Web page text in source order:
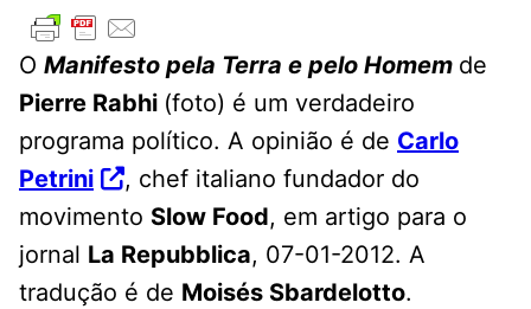
O Manifesto pela Terra e pelo Homem de
Pierre Rabhi (foto) é um verdadeiro
programa político. A opinião é de Carlo
Petrini
, chef italiano fundador do
movimento Slow Food, em artigo para o
jornal La Repubblica, 07-01-2012. A
tradução é de Moisés Sbardelotto.